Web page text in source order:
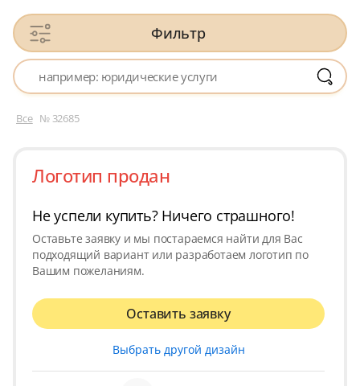
Фильтр
Все № 32685
Логотип продан
Не успели купить? Ничего страшного!
Оставьте заявку и мы постараемся найти для Вас
подходящий вариант или разработаем логотип по
Вашим пожеланиям.
Оставить заявку
Выбрать другой дизайн